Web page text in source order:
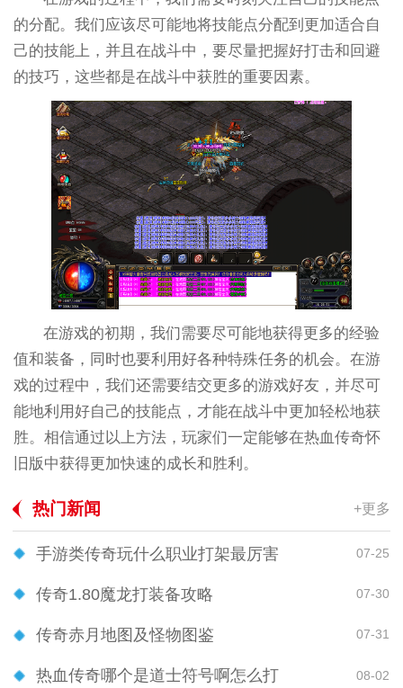
的分配。我们应该尽可能地将技能点分配到更加适合自
己的技能上，并且在战斗中，要尽量把握好打击和回避
的技巧，这些都是在战斗中获胜的重要因素。
在游戏的初期，我们需要尽可能地获得更多的经验
值和装备，同时也要利用好各种特殊任务的机会。在游
戏的过程中，我们还需要结交更多的游戏好友，并尽可
能地利用好自己的技能点，才能在战斗中更加轻松地获
胜。相信通过以上方法，玩家们一定能够在热血传奇怀
旧版中获得更加快速的成长和胜利。
热门新闻 +更多
手游类传奇玩什么职业打架最厉害 07-25
传奇1.80魔龙打装备攻略 07-30
传奇赤月地图及怪物图鉴 07-31
热血传奇哪个是道士符号啊怎么打 08-02